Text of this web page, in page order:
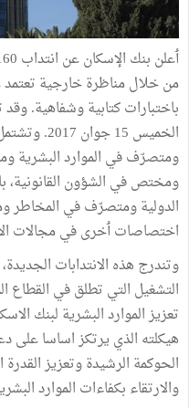
من خلال مناظرة خارجية
باختبارات كتابية وشفاهية.
الخميس 15
ومتصرّف في الموارد البشرية
ومختص في الشؤون القانونية،
الدولية ومتصرّف في
اختصاصات ٲخرى في مجالات
وتندرج هذه الانتدابات
التشغيل التي تطلق في
تعزيز الموارد البشرية لبنك
هيكلته الذي يرتكز اساسا على
الحوكمة الرشيدة وتعزيز
والارتقاء بكفاءات الموارد